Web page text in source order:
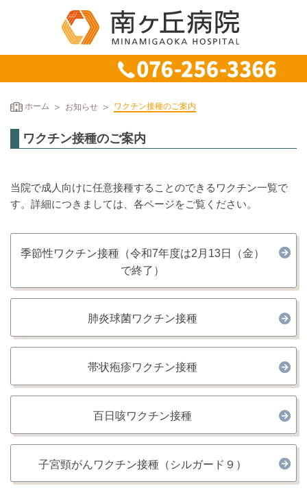
ホーム お知らせ ワクチン接種のご案内
ワクチン接種のご案内
当院で成人向けに任意接種することのできるワクチン一覧で
す。詳細につきましては、各ページをご覧ください。
季節性ワクチン接種（令和7年度は2月13日（金）
で終了）
肺炎球菌ワクチン接種
帯状疱疹ワクチン接種
百日咳ワクチン接種
子宮頸がんワクチン接種（シルガード９）